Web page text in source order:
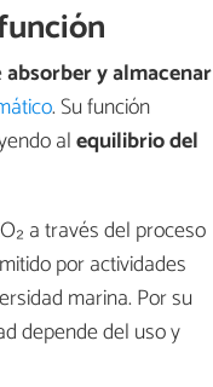
absorber y almacenar
. Su función
alequilibrio del
a través del proceso
por actividades
marina. Por su
depende del uso y